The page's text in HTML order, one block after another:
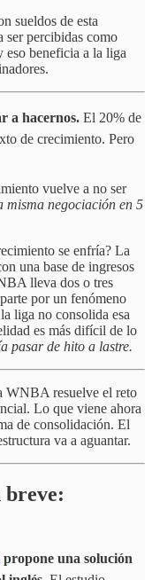
sueldos de esta
ser percibidas como
eso beneficia a la liga
a hacernos. El 20% de
de crecimiento. Pero
vuelve a no ser
misma negociación en 5
se enfría? La
una base de ingresos
lleva dos o tres
por un fenómeno
liga no consolida esa
es más difícil de lo
pasar de hito a lastre.
WNBA resuelve el reto
Lo que viene ahora
de consolidación. El
va a aguantar.
breve:
propone una solución